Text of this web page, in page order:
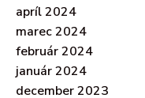
apríl 2024
marec 2024
február 2024
január 2024
december 2023